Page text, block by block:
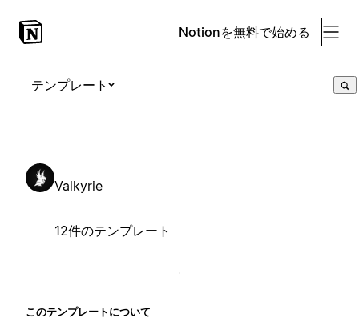
Notionを無料で始める
テンプレート
Valkyrie
12件のテンプレート
このテンプレートについて